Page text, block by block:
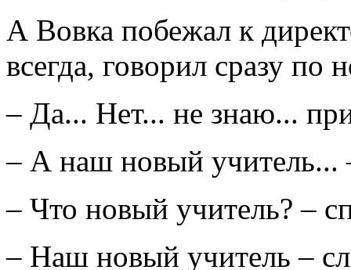
А Вовка побежал к
всегда, говорил сразу по
– Да... Нет... не знаю...
– А наш новый учитель...
– Что новый учитель? –
– Наш новый учитель –